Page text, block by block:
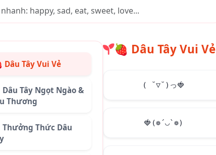
Dâu Tây Vui Vẻ
Dâu Tây Ngọt Ngào &
Thương
Thưởng Thức Dâu
🍓 Dâu Tây Vui Vẻ
( ˘▽˘)っ🍓
🍓 (❁´◡`❁)